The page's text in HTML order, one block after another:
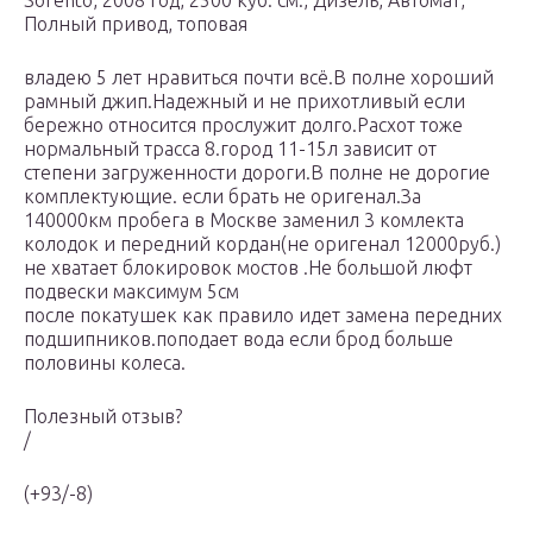
Полный привод, топовая
владею 5 лет нравиться почти всё.В полне хороший
рамный джип.Надежный и не прихотливый если
бережно относится прослужит долго.Расхот тоже
нормальный трасса 8.город 11-15л зависит от
степени загруженности дороги.В полне не дорогие
комплектующие. если брать не оригенал.За
140000км пробега в Москве заменил 3 комлекта
колодок и передний кордан(не оригенал 12000руб.)
не хватает блокировок мостов .Не большой люфт
подвески максимум 5см
после покатушек как правило идет замена передних
подшипников.поподает вода если брод больше
половины колеса.
Полезный отзыв?
/
(+93/-8)